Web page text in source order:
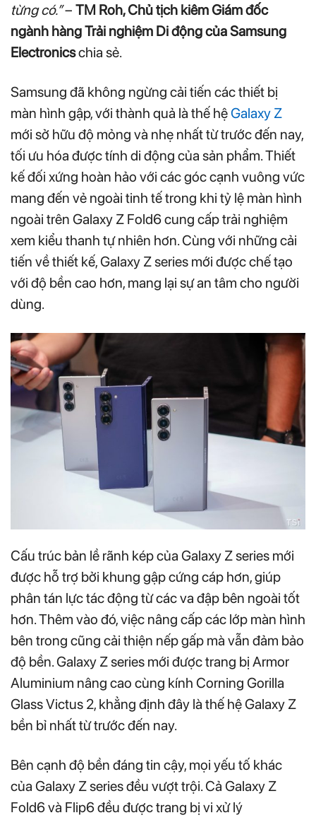
từng có.”– TM Roh, Chủ tịch kiêm Giám đốc
ngành hàng Trải nghiệm Di động của Samsung
Electronicschia sẻ.
Samsung đã không ngừng cải tiến các thiết bị
màn hình gập, với thành quả là thế hệGalaxy Z
mới sở hữu độ mỏng và nhẹ nhất từ trước đến nay,
tối ưu hóa được tính di động của sản phẩm. Thiết
kế đối xứng hoàn hảo với các góc cạnh vuông vức
mang đến vẻ ngoài tinh tế trong khi tỷ lệ màn hình
ngoài trên Galaxy Z Fold6 cung cấp trải nghiệm
xem kiểu thanh tự nhiên hơn. Cùng với những cải
tiến về thiết kế, Galaxy Z series mới được chế tạo
với độ bền cao hơn, mang lại sự an tâm cho người
dùng.
Cấu trúc bản lề rãnh kép của Galaxy Z series mới
được hỗ trợ bởi khung gập cứng cáp hơn, giúp
phân tán lực tác động từ các va đập bên ngoài tốt
hơn. Thêm vào đó, việc nâng cấp các lớp màn hình
bên trong cũng cải thiện nếp gấp mà vẫn đảm bảo
độ bền. Galaxy Z series mới được trang bị Armor
Aluminium nâng cao cùng kính Corning Gorilla
Glass Victus 2, khẳng định đây là thế hệ Galaxy Z
bền bỉ nhất từ trước đến nay.
Bên cạnh độ bền đáng tin cậy, mọi yếu tố khác
của Galaxy Z series đều vượt trội. Cả Galaxy Z
Fold6 và Flip6 đều được trang bị vi xử lý